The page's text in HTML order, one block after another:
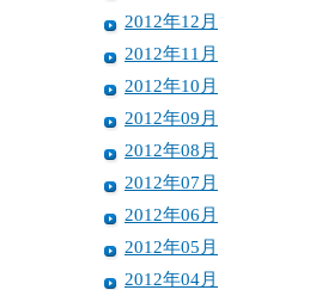
2012年12月
2012年11月
2012年10月
2012年09月
2012年08月
2012年07月
2012年06月
2012年05月
2012年04月